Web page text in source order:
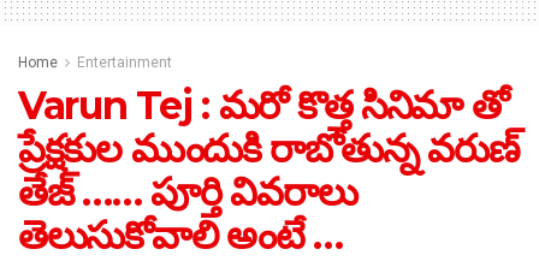
Home Entertainment
Varun Tej : మరో కొత్త సినిమా తో
ప్రేక్షకుల ముందుకి రాబోతున్న వరుణ్
తేజ్ …… పూర్తి వివరాలు
తెలుసుకోవాలి అంటే …